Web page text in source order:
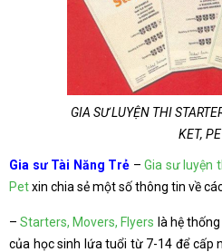
GIA SƯ LUYỆN THI
KET,
Gia sư Tài Năng Trẻ –Gia sư luyện
Petxin chia sẻ một số thông tin về
–Starters, Movers, Flyers là hệ
của học sinh lứa tuổi từ 7-14 để cấp